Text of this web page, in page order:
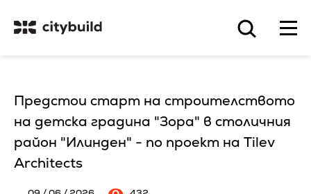
Предстои старт на строителството
на детска градина "Зора" в столичния
район "Илинден" - по проект на Tilev
Architects